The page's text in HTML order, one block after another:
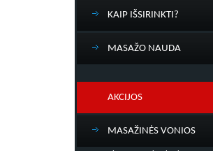
KAIP IŠSIRINKTI?
MASAŽO NAUDA
AKCIJOS
MASAŽINĖS VONIOS